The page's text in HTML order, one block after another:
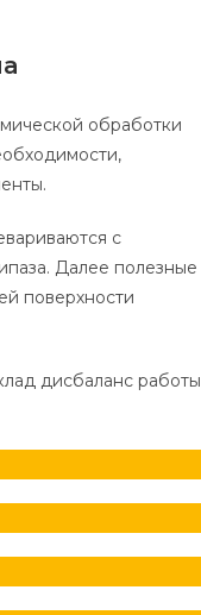
обработки
с
Далее полезные
поверхности
дисбаланс работы